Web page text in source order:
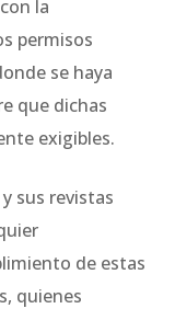
la
permisos
se haya
que dichas
exigibles.
sus revistas
de estas
quienes